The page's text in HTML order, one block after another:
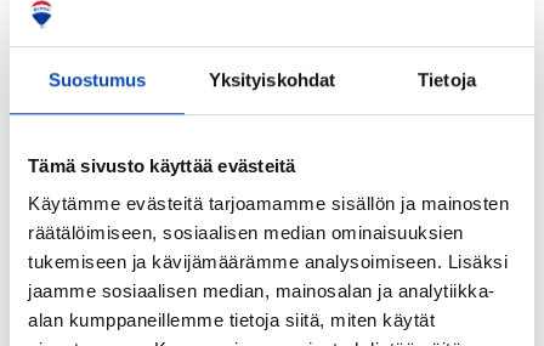
Suostumus Yksityiskohdat Tietoja
Tämä sivusto käyttää evästeitä
Käytämme evästeitä tarjoamamme sisällön ja mainosten
räätälöimiseen, sosiaalisen median ominaisuuksien
tukemiseen ja kävijämäärämme analysoimiseen. Lisäksi
jaamme sosiaalisen median, mainosalan ja analytiikka-
alan kumppaneillemme tietoja siitä, miten käytät
Maalattu lastulevyseinä
Muut tilat:
Varastoon käynti tuulikaapin kautta.
Ei takkaa
Parveke:
Ei